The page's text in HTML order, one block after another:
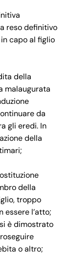
reso definitivo
capo al figlio
della
malaugurata
da
gli eredi. In
della
della
troppo
essere l’atto;
è dimostrato
o altro;